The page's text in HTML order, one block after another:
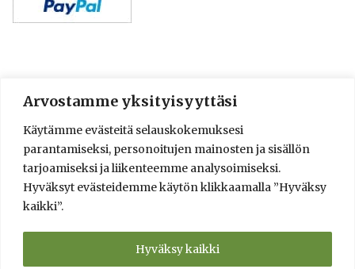
Arvostamme yksityisyyttäsi
Käytämme evästeitä selauskokemuksesi
parantamiseksi, personoitujen mainosten ja sisällön
tarjoamiseksi ja liikenteemme analysoimiseksi.
Hyväksyt evästeidemme käytön klikkaamalla ”Hyväksy
kaikki”.
Hyväksy kaikki
© 2016-2025 Lassi A. Liikkanen
info@saunologia.fi
Facebook
LinkedIn
Instagram
Brief in English
Yksityisyyden suoja ja toimitusehdot